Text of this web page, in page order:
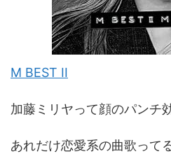
M BEST II
加藤ミリヤって顔のパンチ
あれだけ恋愛系の曲歌って